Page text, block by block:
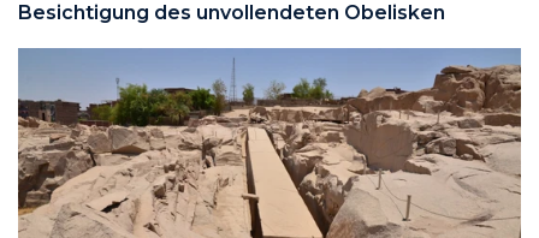
Besichtigung des unvollendeten Obelisken